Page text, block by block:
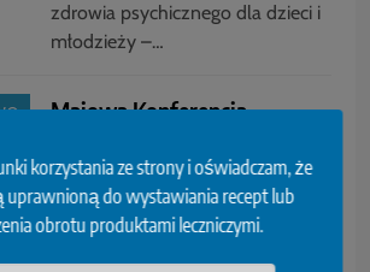
korzystania ze strony i oświadczam, że
uprawnioną do wystawiania recept lub
obrotu produktami leczniczymi.
zdrowia psychicznego dla dzieci i
młodzieży –…
Majowa Konferencja
Dziecięcej
24-25 maja 2024r. w Warszawie